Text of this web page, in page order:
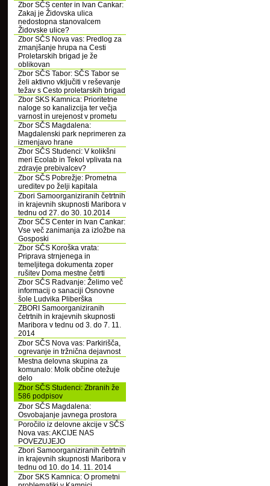
Zbor SČS center in Ivan Cankar:
Zakaj je Židovska ulica
nedostopna stanovalcem
Židovske ulice?
Zbor SČS Nova vas: Predlog za
zmanjšanje hrupa na Cesti
Proletarskih brigad je že
oblikovan
Zbor SČS Tabor: SČS Tabor se
želi aktivno vključiti v reševanje
težav s Cesto proletarskih brigad
Zbor SKS Kamnica: Prioritetne
naloge so kanalizcija ter večja
varnost in urejenost v prometu
Zbor SČS Magdalena:
Magdalenski park neprimeren za
izmenjavo hrane
Zbor SČS Studenci: V kolikšni
meri Ecolab in Tekol vplivata na
zdravje prebivalcev?
Zbor SČS Pobrežje: Prometna
ureditev po želji kapitala
Zbori Samoorganiziranih četrtnih
in krajevnih skupnosti Maribora v
tednu od 27. do 30. 10.2014
Zbor SČS Center in Ivan Cankar:
Vse več zanimanja za izložbe na
Gosposki
Zbor SČS Koroška vrata:
Priprava strnjenega in
temeljitega dokumenta zoper
rušitev Doma mestne četrti
Zbor SČS Radvanje: Želimo več
informacij o sanaciji Osnovne
šole Ludvika Pliberška
ZBORI Samoorganiziranih
četrtnih in krajevnih skupnosti
Maribora v tednu od 3. do 7. 11.
2014
Zbor SČS Nova vas: Parkirišča,
ogrevanje in tržnična dejavnost
Mestna delovna skupina za
komunalo: Molk občine otežuje
delo
Zbor SČS Studenci: Zbranih že
586 podpisov
Zbor SČS Magdalena:
Osvobajanje javnega prostora
Poročilo iz delovne akcije v SČS
Nova vas: AKCIJE NAS
POVEZUJEJO
Zbori Samoorganiziranih četrtnih
in krajevnih skupnosti Maribora v
tednu od 10. do 14. 11. 2014
Zbor SKS Kamnica: O prometni